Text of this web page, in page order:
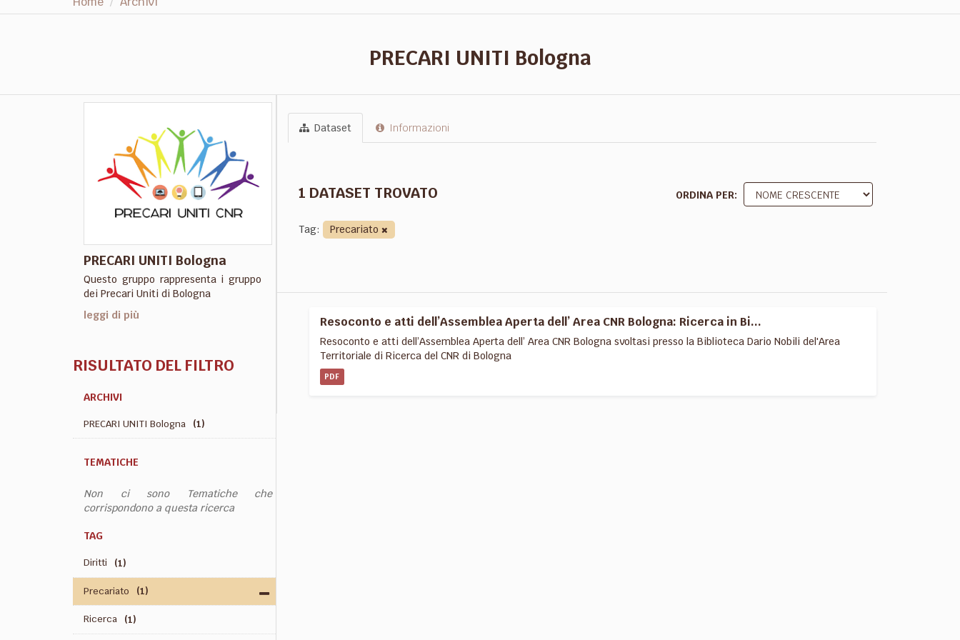
PRECARI UNITI Bologna
PRECARI UNITI Bologna
Questo gruppo rappresenta i gruppo
dei Precari Uniti di Bologna
leggi di più
RISULTATO DEL FILTRO
ARCHIVI
PRECARI UNITI Bologna (1)
TEMATICHE
Non ci sono Tematiche che
corrispondono a questa ricerca
TAG
Diritti (1)
Precariato (1)
Ricerca (1)
Dataset Informazioni
ORDINA PER
1 DATASET TROVATO
Tag: Precariato
Resoconto e atti dell’Assemblea Aperta dell’ Area CNR Bologna: Ricerca in Bi...
Resoconto e atti dell’Assemblea Aperta dell’ Area CNR Bologna svoltasi presso la Biblioteca Dario Nobili del'Area
Territoriale di Ricerca del CNR di Bologna
PDF